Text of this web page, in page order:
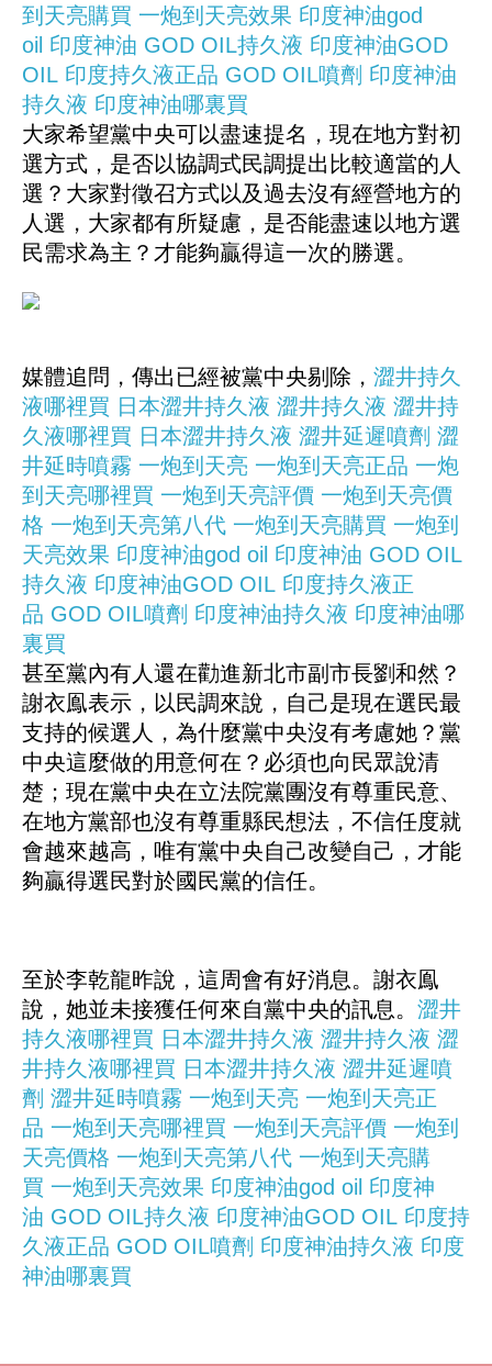
到天亮購買 一炮到天亮效果 印度神油god
oil 印度神油 GOD OIL持久液 印度神油GOD
OIL 印度持久液正品 GOD OIL噴劑 印度神油
持久液 印度神油哪裏買
大家希望黨中央可以盡速提名，現在地方對初
選方式，是否以協調式民調提出比較適當的人
選？大家對徵召方式以及過去沒有經營地方的
人選，大家都有所疑慮，是否能盡速以地方選
民需求為主？才能夠贏得這一次的勝選。
媒體追問，傳出已經被黨中央剔除， 澀井持久
液哪裡買 日本澀井持久液 澀井持久液 澀井持
久液哪裡買 日本澀井持久液 澀井延遲噴劑 澀
井延時噴霧 一炮到天亮 一炮到天亮正品 一炮
到天亮哪裡買 一炮到天亮評價 一炮到天亮價
格 一炮到天亮第八代 一炮到天亮購買 一炮到
天亮效果 印度神油god oil 印度神油 GOD OIL
持久液 印度神油GOD OIL 印度持久液正
品 GOD OIL噴劑 印度神油持久液 印度神油哪
裏買
甚至黨內有人還在勸進新北市副市長劉和然？
謝衣鳯表示，以民調來說，自己是現在選民最
支持的候選人，為什麼黨中央沒有考慮她？黨
中央這麼做的用意何在？必須也向民眾說清
楚；現在黨中央在立法院黨團沒有尊重民意、
在地方黨部也沒有尊重縣民想法，不信任度就
會越來越高，唯有黨中央自己改變自己，才能
夠贏得選民對於國民黨的信任。
至於李乾龍昨說，這周會有好消息。謝衣鳯
說，她並未接獲任何來自黨中央的訊息。 澀井
持久液哪裡買 日本澀井持久液 澀井持久液 澀
井持久液哪裡買 日本澀井持久液 澀井延遲噴
劑 澀井延時噴霧 一炮到天亮 一炮到天亮正
品 一炮到天亮哪裡買 一炮到天亮評價 一炮到
天亮價格 一炮到天亮第八代 一炮到天亮購
買 一炮到天亮效果 印度神油god oil 印度神
油 GOD OIL持久液 印度神油GOD OIL 印度持
久液正品 GOD OIL噴劑 印度神油持久液 印度
神油哪裏買